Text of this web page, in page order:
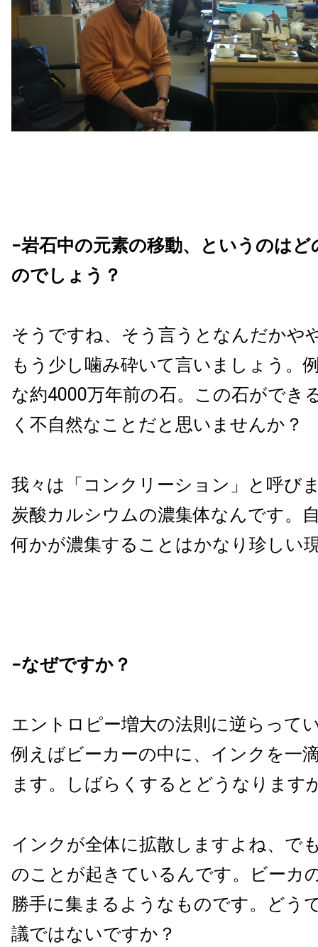
−岩石中の元素の移動、というのは
のでしょう？
そうですね、そう言うとなんだかや
もう少し噛み砕いて言いましょう。
な約4000万年前の石。この石ができ
く不自然なことだと思いませんか？
我々は「コンクリーション」と呼び
炭酸カルシウムの濃集体なんです。
何かが濃集することはかなり珍しい
−なぜですか？
エントロピー増大の法則に逆らって
例えばビーカーの中に、インクを一
ます。しばらくするとどうなります
インクが全体に拡散しますよね、で
のことが起きているんです。ビーカ
勝手に集まるようなものです。どう
議ではないですか？